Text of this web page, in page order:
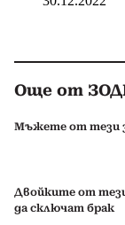
Още от
Мъжете от тези
Двойките от
да сключат брак